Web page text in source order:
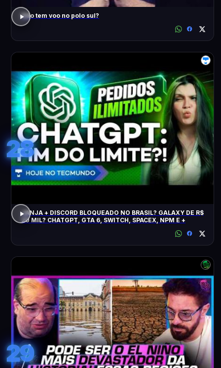
Não tem voo no polo sul?
28
JANJA + DISCORD BLOQUEADO NO BRASIL? GALAXY DE R$
20 MIL? CHATGPT, GTA 6, SWITCH, SPACEX, NPM E +
29